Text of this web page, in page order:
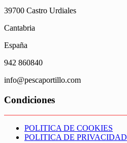
39700 Castro Urdiales
Cantabria
España
942 860840
info@pescaportillo.com
Condiciones
POLITICA DE COOKIES
POLITICA DE PRIVACIDAD